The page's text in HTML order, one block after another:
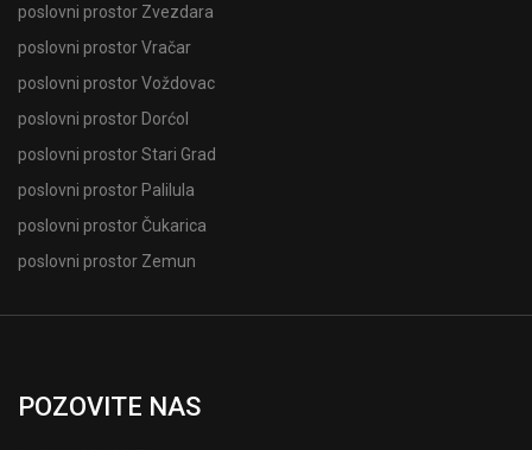
poslovni prostor Zvezdara
poslovni prostor Vračar
poslovni prostor Voždovac
poslovni prostor Dorćol
poslovni prostor Stari Grad
poslovni prostor Palilula
poslovni prostor Čukarica
poslovni prostor Zemun
POZOVITE NAS